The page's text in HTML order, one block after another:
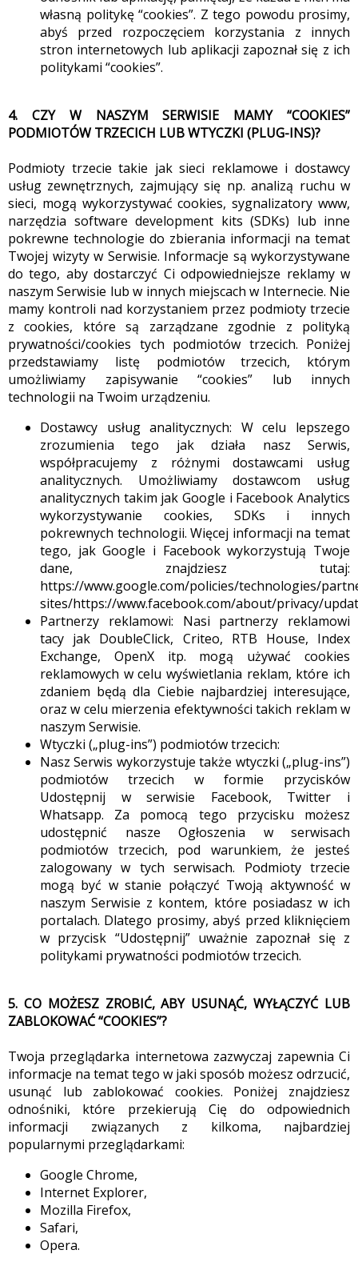
własną politykę “cookies”. Z tego powodu prosimy,
abyś przed rozpoczęciem korzystania z innych
stron internetowych lub aplikacji zapoznał się z ich
politykami “cookies”.
4. CZY W NASZYM SERWISIE MAMY “COOKIES”
PODMIOTÓW TRZECICH LUB WTYCZKI (PLUG-INS)?
Podmioty trzecie takie jak sieci reklamowe i dostawcy
usług zewnętrznych, zajmujący się np. analizą ruchu w
sieci, mogą wykorzystywać cookies, sygnalizatory www,
narzędzia software development kits (SDKs) lub inne
pokrewne technologie do zbierania informacji na temat
Twojej wizyty w Serwisie. Informacje są wykorzystywane
do tego, aby dostarczyć Ci odpowiedniejsze reklamy w
naszym Serwisie lub w innych miejscach w Internecie. Nie
mamy kontroli nad korzystaniem przez podmioty trzecie
z cookies, które są zarządzane zgodnie z polityką
prywatności/cookies tych podmiotów trzecich. Poniżej
przedstawiamy listę podmiotów trzecich, którym
umożliwiamy zapisywanie “cookies” lub innych
technologii na Twoim urządzeniu.
Dostawcy usług analitycznych: W celu lepszego
zrozumienia tego jak działa nasz Serwis,
współpracujemy z różnymi dostawcami usług
analitycznych. Umożliwiamy dostawcom usług
analitycznych takim jak Google i Facebook Analytics
wykorzystywanie cookies, SDKs i innych
pokrewnych technologii. Więcej informacji na temat
tego, jak Google i Facebook wykorzystują Twoje
dane, znajdziesz tutaj:
https://www.google.com/policies/technologies/
sites/https://www.facebook.com/about/privacy/
Partnerzy reklamowi: Nasi partnerzy reklamowi
tacy jak DoubleClick, Criteo, RTB House, Index
Exchange, OpenX itp. mogą używać cookies
reklamowych w celu wyświetlania reklam, które ich
zdaniem będą dla Ciebie najbardziej interesujące,
oraz w celu mierzenia efektywności takich reklam w
naszym Serwisie.
Wtyczki („plug-ins”) podmiotów trzecich:
Nasz Serwis wykorzystuje także wtyczki („plug-ins”)
podmiotów trzecich w formie przycisków
Udostępnij w serwisie Facebook, Twitter i
Whatsapp. Za pomocą tego przycisku możesz
udostępnić nasze Ogłoszenia w serwisach
podmiotów trzecich, pod warunkiem, że jesteś
zalogowany w tych serwisach. Podmioty trzecie
mogą być w stanie połączyć Twoją aktywność w
naszym Serwisie z kontem, które posiadasz w ich
portalach. Dlatego prosimy, abyś przed kliknięciem
w przycisk “Udostępnij” uważnie zapoznał się z
politykami prywatności podmiotów trzecich.
5. CO MOŻESZ ZROBIĆ, ABY USUNĄĆ, WYŁĄCZYĆ LUB
ZABLOKOWAĆ “COOKIES”?
Twoja przeglądarka internetowa zazwyczaj zapewnia Ci
informacje na temat tego w jaki sposób możesz odrzucić,
usunąć lub zablokować cookies. Poniżej znajdziesz
odnośniki, które przekierują Cię do odpowiednich
informacji związanych z kilkoma, najbardziej
popularnymi przeglądarkami:
Google Chrome,
Internet Explorer,
Mozilla Firefox,
Safari,
Opera.